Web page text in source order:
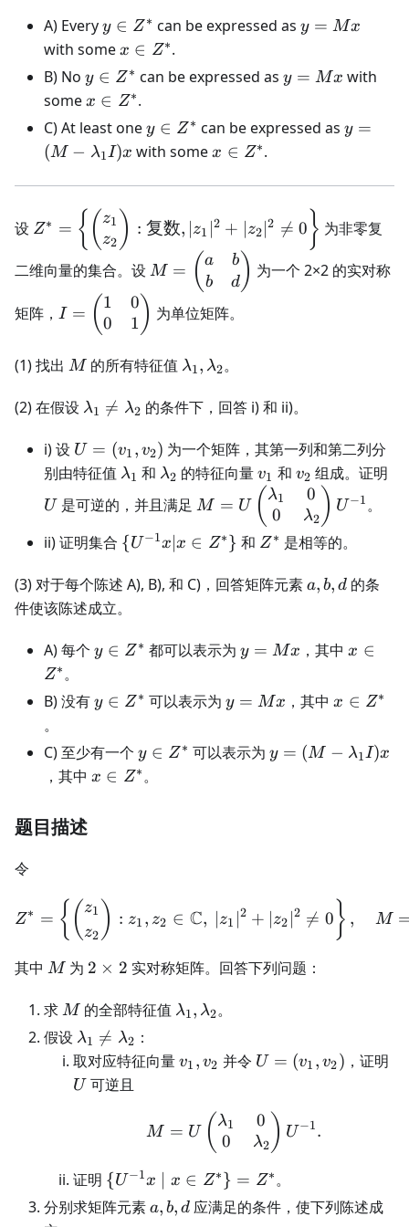
A) Everyy
\in
Z^*
y ∈ Z∗ can be expressed as y
Mx
y = Mx
with some x
\in
Z^*
x ∈ Z∗.
B) No y
\in
y ∈ Z∗ can be expressed as y
y = Mx with
some x
\in
Z^*
x ∈ Z∗.
C) At least oney
\in
y ∈ Z∗ can be expressed as y = (M -
y =
(M − λ1 I)x with somex
Z^*
x ∈ Z∗.
设
Z^* = \left\{
\begin{pmatrix}
z_1 \\ z_2
\end{pmatrix} :
\text{复数},
|z_1|^2 + |z_2|^2
Z∗ = { ( z1
z2 ) : 复数, ∣z1 ∣2 + ∣z2 ∣2 
= 0 } 为非零复
二维向量的集合。设
M =
\begin{pmatrix}
a & b \\ b & d
\end{pmatrix}
M = ( a
b
b
d ) 为一个 2×2 的实对称
矩阵，
I =
\begin{pmatrix}
\end{pmatrix}
I = (1
0
0
1 ) 为单位矩阵。
(1) 找出 M
M 的所有特征值 \lambda_1,
λ1, λ2。
(2) 在假设 \lambda_1
\lambda_2
λ1 
= λ2 的条件下，回答 i) 和 ii)。
i) 设 U =
(v_1,
U = (v1 , v2) 为一个矩阵，其第一列和第二列分
别由特征值 \lambda_1
λ1 和 \lambda_2
λ2 的特征向量v_1
v1 和 v_2
v2 组成。证明
U 是可逆的，并且满足
M = U
\begin{pmatrix}
\lambda_1 & 0
\\ 0 &
\lambda_2
M = U ( λ1
0
0
λ2 ) U−1。
ii) 证明集合 \{
x | x
{U −1x ∣x ∈ Z∗} 和 Z^*
Z∗ 是相等的。
(3) 对于每个陈述 A), B), 和 C)，回答矩阵元素a,
a, b, d 的条
件使该陈述成立。
A) 每个 y
y ∈ Z∗ 都可以表示为 y
Mx
y = Mx ，其中x
Z^*
x ∈
Z∗。
B) 没有y
Z^*
y ∈ Z∗ 可以表示为 y
Mx
y = Mx ，其中x
Z^*
x ∈ Z∗
。
C) 至少有一个 y
\in
y ∈ Z∗ 可以表示为 y = (M -
y = (M − λ1I)x
，其中 x
x ∈ Z∗。
题目描述
令
Z∗ = { ( z2
z1 ) : z1 , z2 ∈ C, z1
2 + z2 ∣2 
= 0 } , M
其中 M
M 为 2\times2
2 × 2 实对称矩阵。回答下列问题：
求 M
M 的全部特征值 \lambda_1,\lambda_2
λ1, λ2。
假设 \lambda_1\ne\lambda_2
λ1 
= λ2 ：
取对应特征向量v_1,v_2
v1 , v2 并令 U=
U = (v1 , v2) ，证明
U 可逆且
M = U ( λ1
0
0
λ2 ) U−1.
证明 \
{U^{-1}x\mid
x\in
{U −1x x ∈ Z∗} = Z∗。
分别求矩阵元素a,b,d
a, b, d 应满足的条件，使下列陈述成